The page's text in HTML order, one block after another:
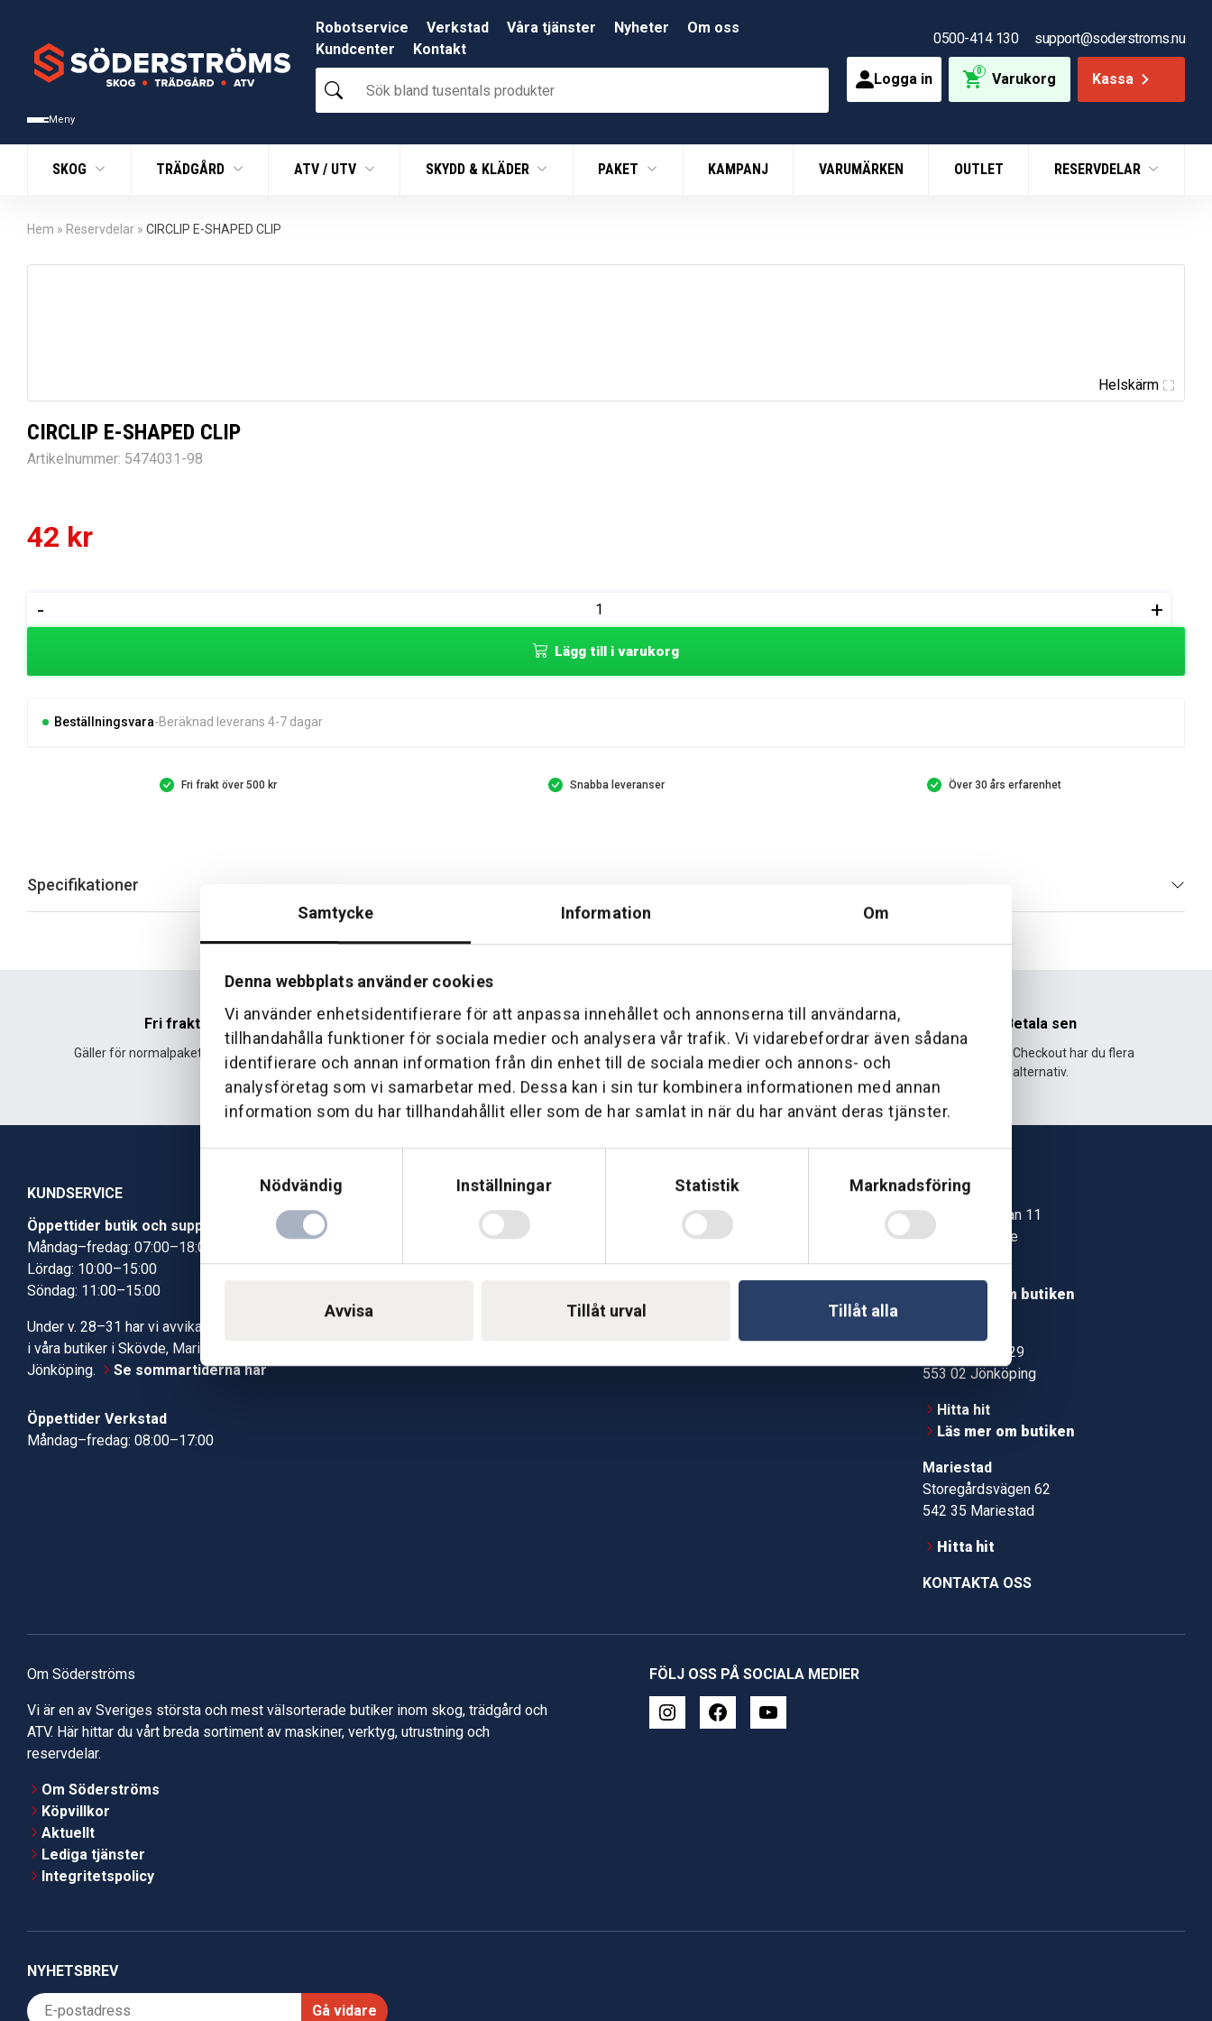
Samtycke Information Om
Denna webbplats använder cookies
Vi använder enhetsidentifierare för att anpassa innehållet och annonserna till användarna,
tillhandahålla funktioner för sociala medier och analysera vår trafik. Vi vidarebefordrar även sådana
identifierare och annan information från din enhet till de sociala medier och annons- och
analysföretag som vi samarbetar med. Dessa kan i sin tur kombinera informationen med annan
information som du har tillhandahållit eller som de har samlat in när du har använt deras tjänster.
Nödvändig
Inställningar Statistik Marknadsföring
Avvisa Tillåt urval Tillåt alla
Meny
Robotservice Verkstad Våra tjänster Nyheter
Om oss
Kundcenter
Kontakt
Sök
bland
produkter
0500-414 130 support@soderstroms.nu
Logga in 0 Varukorg Kassa
SKOG TRÄDGÅRD ATV / UTV SKYDD & KLÄDER PAKET KAMPANJ VARUMÄRKEN OUTLET RESERVDELAR
Hem » Reservdelar » CIRCLIP E-SHAPED CLIP
Helskärm
CIRCLIP E-SHAPED CLIP
Artikelnummer: 5474031-98
42 kr
-
E-
+
Lägg till i varukorg
Beställningsvara Beräknad leverans 4-7 dagar
Fri frakt över 500 kr Snabba leveranser Över 30 års erfarenhet
Specifikationer
Fri frakt
Gäller för normalpaket över 500 kr.
Hemleverans
Leverans fram till din dörr. Oavsett storlek.
Över 30 års erfarenhet
Företaget startade 1 januari 1995 och har
sedan dess haft en god tillväxt.
Betala sen
Med Klarna Checkout har du flera
alternativ.
KUNDSERVICE
Öppettider butik och support
Måndag–fredag: 07:00–18:00
Lördag: 10:00–15:00
Söndag: 11:00–15:00
Under v. 28–31 har vi avvikande öppettider
i våra butiker i Skövde, Mariestad och
Jönköping.
Se sommartiderna här
Öppettider Verkstad
Måndag–fredag: 08:00–17:00
Butik Skövde
Kundcenter
Boka tid i verkstad
Telefon: 0500-414 130
E-mail: support@soderstroms.nu
Gå till vår företagssupport
Skövde
Jonstorpsgatan 11
549 37 Skövde
Läs mer om butiken
Kämpevägen 29
553 02 Jönköping
Hitta hit
Läs mer om butiken
Mariestad
Storegårdsvägen 62
542 35 Mariestad
Hitta hit
KONTAKTA OSS
Om Söderströms
Vi är en av Sveriges största och mest välsorterade butiker inom skog, trädgård och
ATV. Här hittar du vårt breda sortiment av maskiner, verktyg, utrustning och
reservdelar.
Om Söderströms
Köpvillkor
Aktuellt
Lediga tjänster
Integritetspolicy
FÖLJ OSS PÅ SOCIALA MEDIER
NYHETSBREV
Gå vidare